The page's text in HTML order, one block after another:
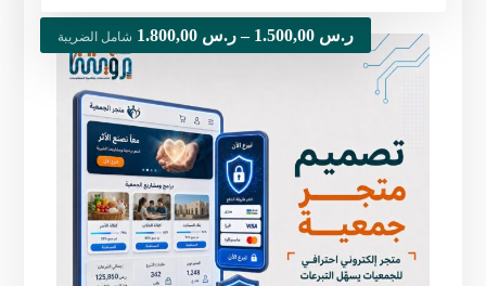
ر.س –ر.س شامل الضريبة